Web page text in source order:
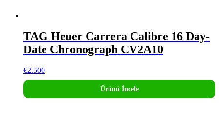
TAG Heuer Carrera Calibre 16 Day-
Date Chronograph CV2A10
€2.500
Ürünü İncele